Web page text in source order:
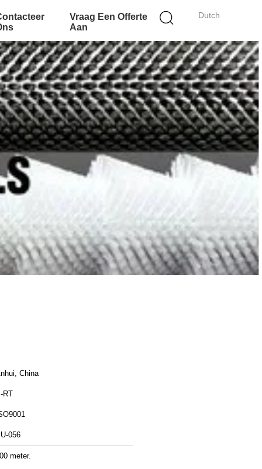
Dutch
Vraag Een Offerte
Aan
China
RT
056
meter.